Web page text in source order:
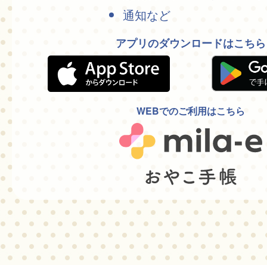
通知など
アプリのダウンロードはこちら
WEBでのご利用はこちら